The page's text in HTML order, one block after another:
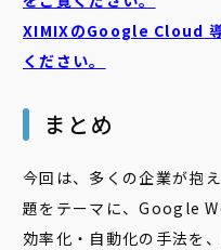
XIMIXのGoogle Cloud
ください。
まとめ
今回は、多くの企業が抱
題をテーマに、Google
効率化・自動化の手法を